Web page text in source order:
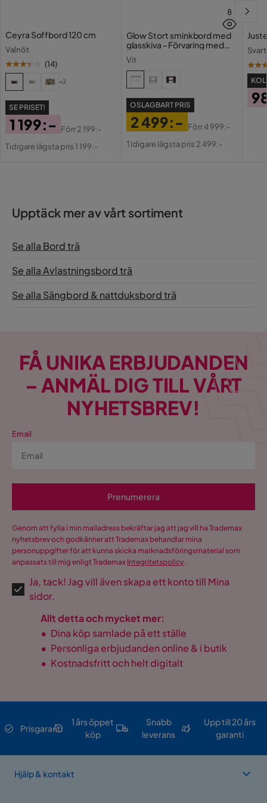
Montering krävs Ja
Färg
Serie Österlen
Ceyra Soffbord 120 cm
Valnöt
(14)
+2
SE PRISET!
Pris
1 199:-
Original
Förr2 199:-
Tidigare lägsta pris 1 199:-
8
Glow Stort sminkbord med
glasskiva - Förvaring med
Vit
OSLAGBART PRIS
Pris
2 499:-
Original
Förr4 999:-
Tidigare lägsta pris 2 499:-
Svart
Upptäck mer av vårt sortiment
Se alla Bord trä
Se alla Avlastningsbord trä
Se alla Sängbord & nattduksbord trä
FÅ UNIKA ERBJUDANDEN
– ANMÄL DIG TILL VÅRT
NYHETSBREV!
Email
Prenumerera
Genom att fylla i min mailadress bekräftar jag att jag vill ha Trademax
nyhetsbrev och godkänner att Trademax behandlar mina
personuppgifter för att kunna skicka marknadsföringsmaterial som
anpassats till mig enligt Trademax Integritetspolicy.
Ja, tack! Jag vill även skapa ett konto till Mina
sidor.
Allt detta och mycket mer:
• Dina köp samlade på ett ställe
• Personliga erbjudanden online & i butik
• Kostnadsfritt och helt digitalt
Prisgaranti
1 års öppet
köp
Snabb
leverans
Upp till 20 års
garanti
Hjälp & kontakt